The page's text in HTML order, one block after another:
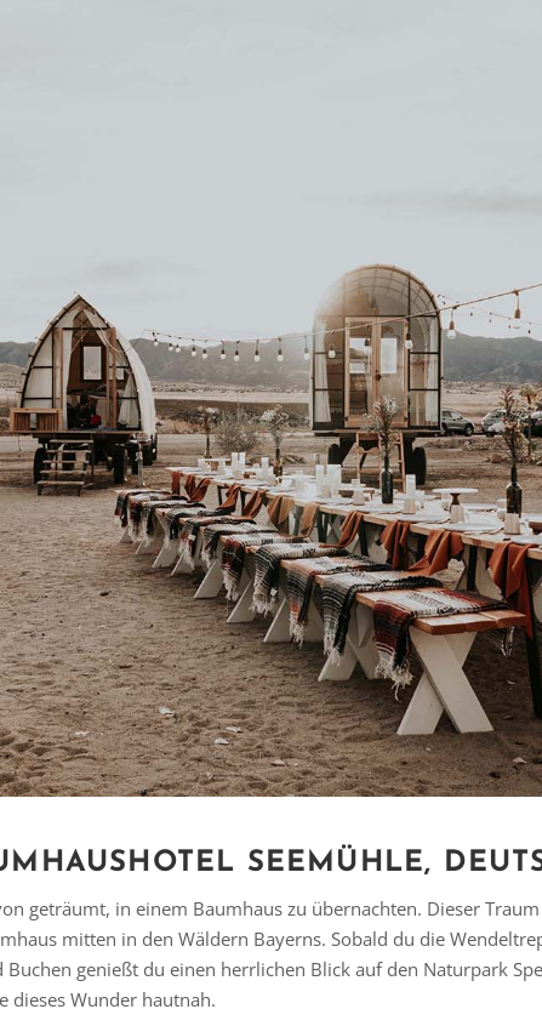
SEEMÜHLE,
geträumt, in einem Baumhaus zu übernachten. Dieser
mitten in den Wäldern Bayerns. Sobald du die
genießt du einen herrlichen Blick auf den Naturpark
dieses Wunder hautnah.